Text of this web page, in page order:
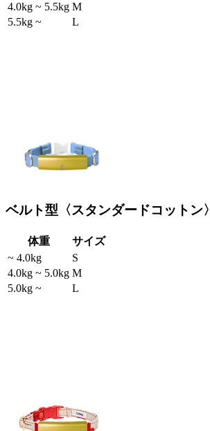
4.0kg ~ 5.5kg M
5.5kg ~
L
ベルト型〈スタンダードコットン〉
体重
サイズ
~ 4.0kg
S
4.0kg ~ 5.0kg M
5.0kg ~
L